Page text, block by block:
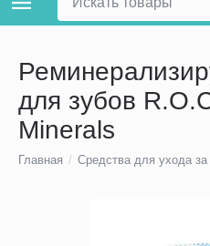
для зубов
Minerals
Главная / Средства для ухода